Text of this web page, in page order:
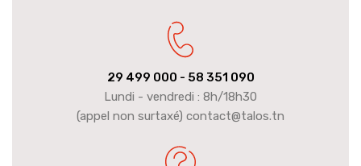
29 499 000 - 58 351 090
Lundi - vendredi : 8h/18h30
(appel non surtaxé) contact@talos.tn